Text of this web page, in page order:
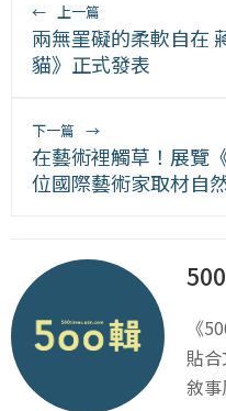
← 上一篇
兩無罣礙的柔軟自在
貓》正式發表
下一篇 →
在藝術裡觸草！展覽
位國際藝術家取材自
《
貼
敘事